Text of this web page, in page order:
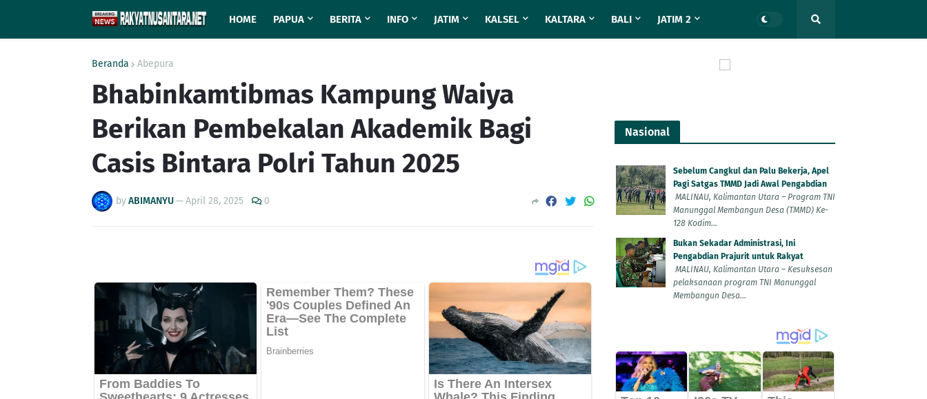
HOME PAPUA BERITA INFO JATIM KALSEL KALTARA BALI JATIM 2
Beranda Abepura
Bhabinkamtibmas Kampung Waiya
Berikan Pembekalan Akademik Bagi
Casis Bintara Polri Tahun 2025
byABIMANYU—April 28, 2025 0
Nasional
Sebelum Cangkul dan Palu Bekerja, Apel
Pagi Satgas TMMD Jadi Awal Pengabdian
MALINAU, Kalimantan Utara – Program TNI
Manunggal Membangun Desa (TMMD) Ke-
128 Kodim...
Bukan Sekadar Administrasi, Ini
Pengabdian Prajurit untuk Rakyat
MALINAU, Kalimantan Utara – Kesuksesan
pelaksanaan program TNI Manunggal
Membangun Desa...